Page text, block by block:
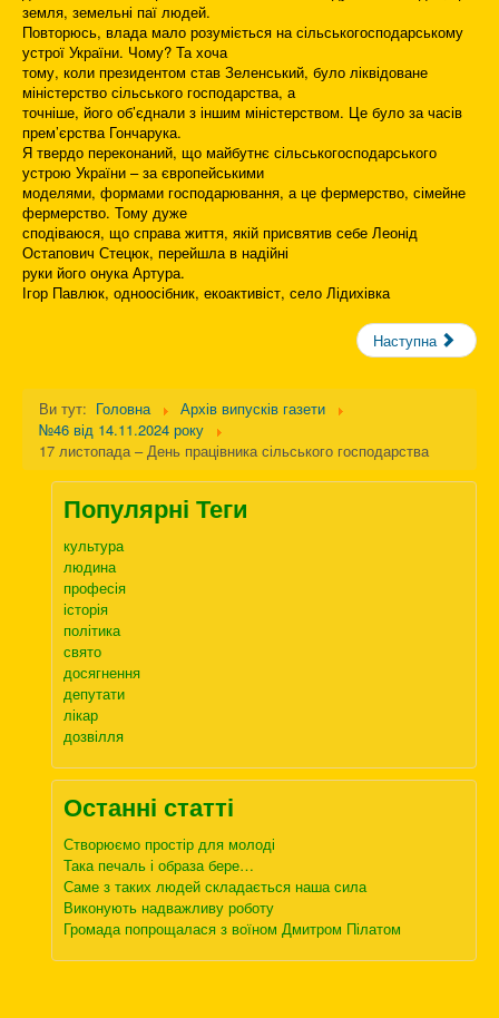
земля, земельні паї людей.
Повторюсь, влада мало розуміється на сільськогосподарському
устрої України. Чому? Та хоча
тому, коли президентом став Зеленський, було ліквідоване
міністерство сільського господарства, а
точніше, його об’єднали з іншим міністерством. Це було за часів
прем’єрства Гончарука.
Я твердо переконаний, що майбутнє сільськогосподарського
устрою України – за європейськими
моделями, формами господарювання, а це фермерство, сімейне
фермерство. Тому дуже
сподіваюся, що справа життя, якій присвятив себе Леонід
Остапович Стецюк, перейшла в надійні
руки його онука Артура.
Ігор Павлюк, одноосібник, екоактивіст, село Лідихівка
Наступна
Ви тут: Головна
Архів випусків газети
№46 від 14.11.2024 року
17 листопада – День працівника сільського господарства
Популярні Теги
культура
людина
професія
історія
політика
свято
досягнення
депутати
лікар
дозвілля
Останні статті
Створюємо простір для молоді
Така печаль і образа бере…
Саме з таких людей складається наша сила
Виконують надважливу роботу
Громада попрощалася з воїном Дмитром Пілатом